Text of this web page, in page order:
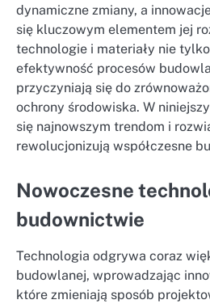
dynamiczne zmiany, a
się kluczowym elementem jej
technologie i materiały nie
efektywność procesów
przyczyniają się do
ochrony środowiska. W
się najnowszym trendom i
rewolucjonizują współczesne
Nowoczesne
budownictwie
Technologia odgrywa coraz
budowlanej, wprowadzając
które zmieniają sposób